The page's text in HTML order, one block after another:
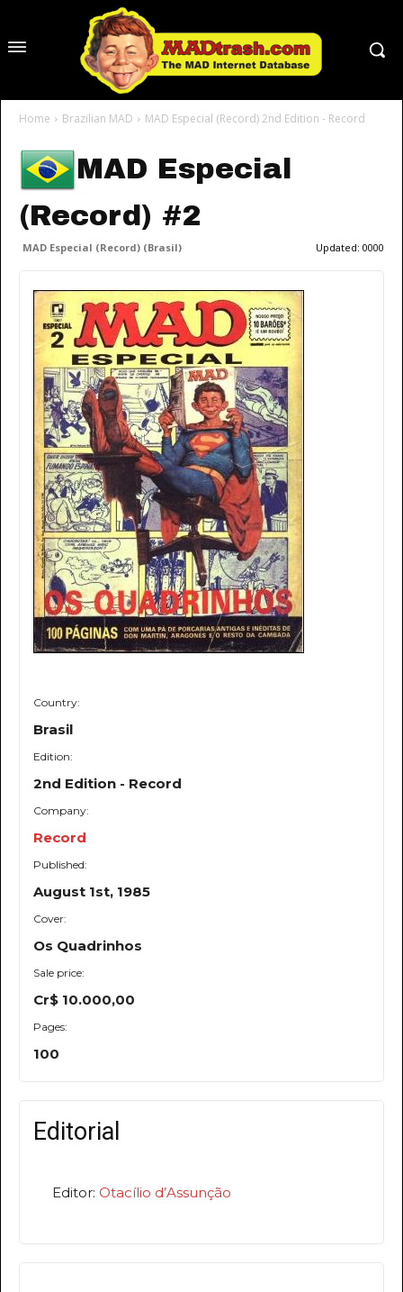
Home Brazilian MAD MAD Especial (Record) 2nd Edition - Record
MAD Especial
(Record) #2
MAD Especial (Record) (Brasil) Updated: 0000
Country:
Brasil
Edition:
2nd Edition - Record
Company:
Record
Published:
August 1st, 1985
Cover:
Os Quadrinhos
Sale price:
Cr$ 10.000,00
Pages:
100
Editorial
Editor: Otacílio d’Assunção